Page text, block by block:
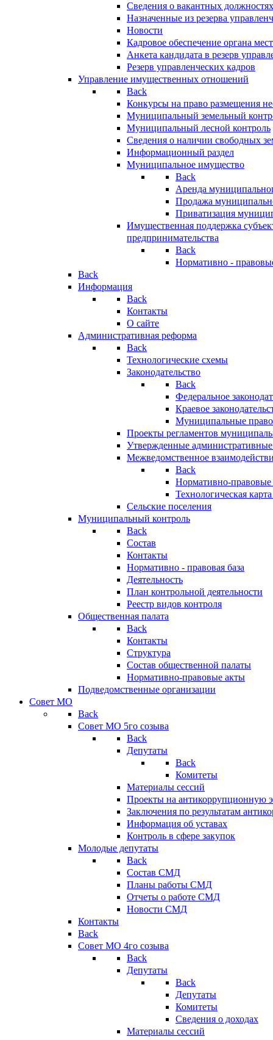
Сведения о вакантных
Назначенные из резерва
Новости
Кадровое обеспечение органа
Анкета кандидата в резерв
Резерв управленческих кадров
Управление имущественных отношений
Back
Конкурсы на право размещения
Муниципальный земельный
Муниципальный лесной контроль
Сведения о наличии свободных
Информационный раздел
Муниципальное имущество
Back
Аренда
Продажа
Приватизация
Имущественная поддержка
предпринимательства
Back
Нормативно -
Back
Информация
Back
Контакты
О сайте
Административная реформа
Back
Технологические схемы
Законодательство
Back
Федеральное
Краевое
Муниципальные
Проекты регламентов
Утвержденные
Межведомственное
Back
Нормативно-правовые
Технологическая
Сельские поселения
Муниципальный контроль
Back
Состав
Контакты
Нормативно - правовая база
Деятельность
План контрольной деятельности
Реестр видов контроля
Общественная палата
Back
Контакты
Структура
Состав общественной палаты
Нормативно-правовые акты
Подведомственные организации
Совет МО
Back
Совет МО 5го созыва
Back
Депутаты
Back
Комитеты
Материалы сессий
Проекты на антикоррупционную
Заключения по результатам
Информация об уставах
Контроль в сфере закупок
Молодые депутаты
Back
Состав СМД
Планы работы СМД
Отчеты о работе СМД
Новости СМД
Контакты
Back
Совет МО 4го созыва
Back
Депутаты
Back
Депутаты
Комитеты
Сведения о доходах
Материалы сессий